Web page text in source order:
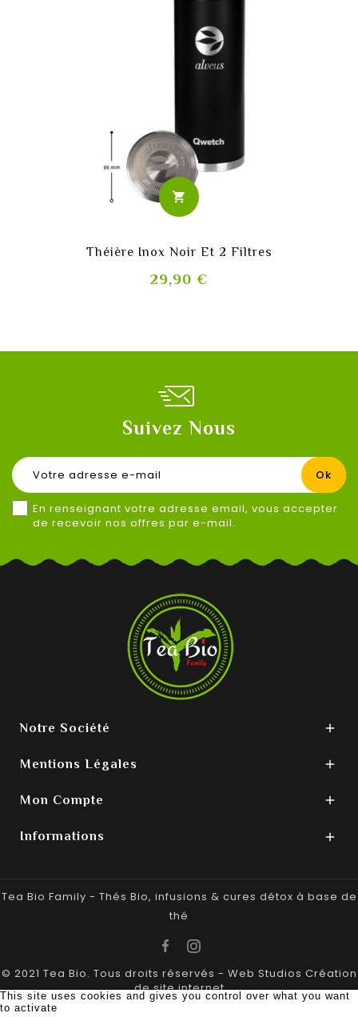
shopping_cart
Théière Inox Noir Et 2 Filtres
29,90 €
Suivez Nous
En renseignant votre adresse email, vous accepter
de recevoir nos offres par e-mail.
Notre Société 
Mentions Légales 
Mon Compte 
Informations 
Tea Bio Family - Thés Bio, infusions & cures détox à base de
thé
© 2021 Tea Bio. Tous droits réservés - Web Studios Création
de site internet
This site uses cookies and gives you control over what you want
to activate